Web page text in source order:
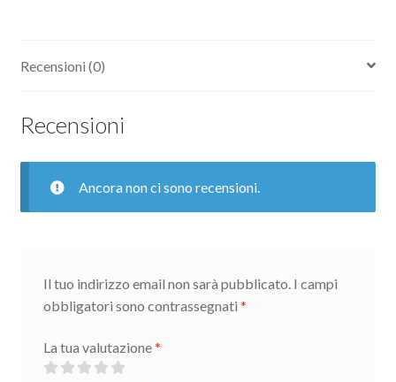
Recensioni (0)
Recensioni
Ancora non ci sono recensioni.
Il tuo indirizzo email non sarà pubblicato. I campi
obbligatori sono contrassegnati *
La tua valutazione*